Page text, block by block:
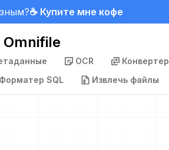
☕ Купите мне кофе
Omnifile
OCR Конвертер
Форматер SQL Извлечь файлы